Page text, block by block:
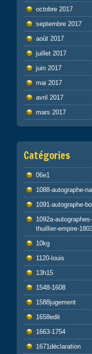
octobre 2017
septembre 2017
août 2017
juillet 2017
juin 2017
mai 2017
avril 2017
mars 2017
Catégories
06e1
1088-autographe-
1091-autographe-
1092a-
thuillier-empire-
10kg
1120-louis
13h15
1548-1608
1588jugement
1658edit
1663-1754
1671déclaration